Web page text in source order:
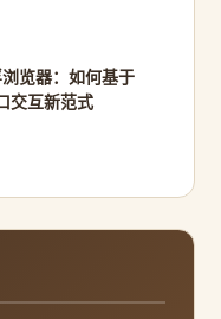
览器：如何基于
交互新范式